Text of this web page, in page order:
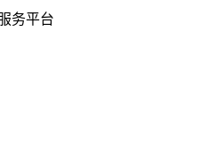
务平台